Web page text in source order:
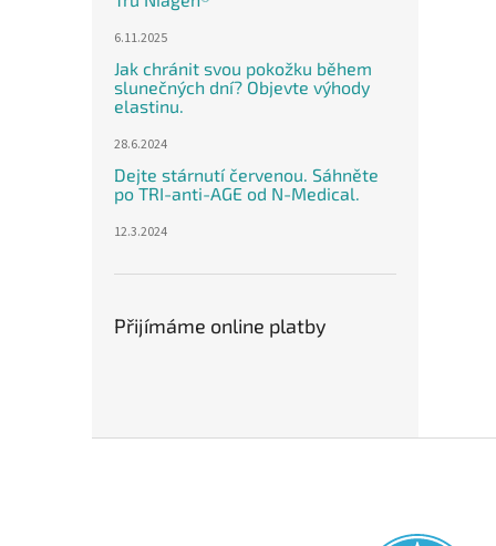
6.11.2025
Jak chránit svou pokožku během
slunečných dní? Objevte výhody
elastinu.
28.6.2024
Dejte stárnutí červenou. Sáhněte
po TRI-anti-AGE od N-Medical.
12.3.2024
Přijímáme online platby